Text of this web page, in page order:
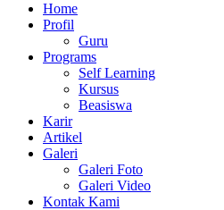
Home
Profil
Guru
Programs
Self Learning
Kursus
Beasiswa
Karir
Artikel
Galeri
Galeri Foto
Galeri Video
Kontak Kami